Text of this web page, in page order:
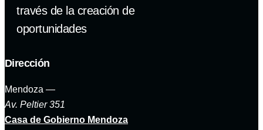
través de la creación de
oportunidades
Dirección
Mendoza —
Av. Peltier 351
Casa de Gobierno Mendoza